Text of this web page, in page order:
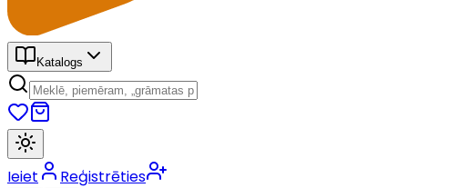
Katalogs
Ieiet Reģistrēties